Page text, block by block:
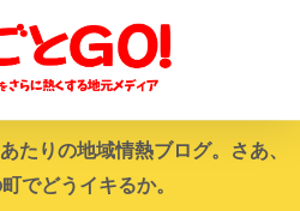
たりの地域情熱ブログ。さあ、
でどうイキるか。